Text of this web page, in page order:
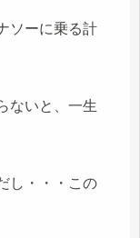
ソーに乗る計
ないと、一生
し・・・この